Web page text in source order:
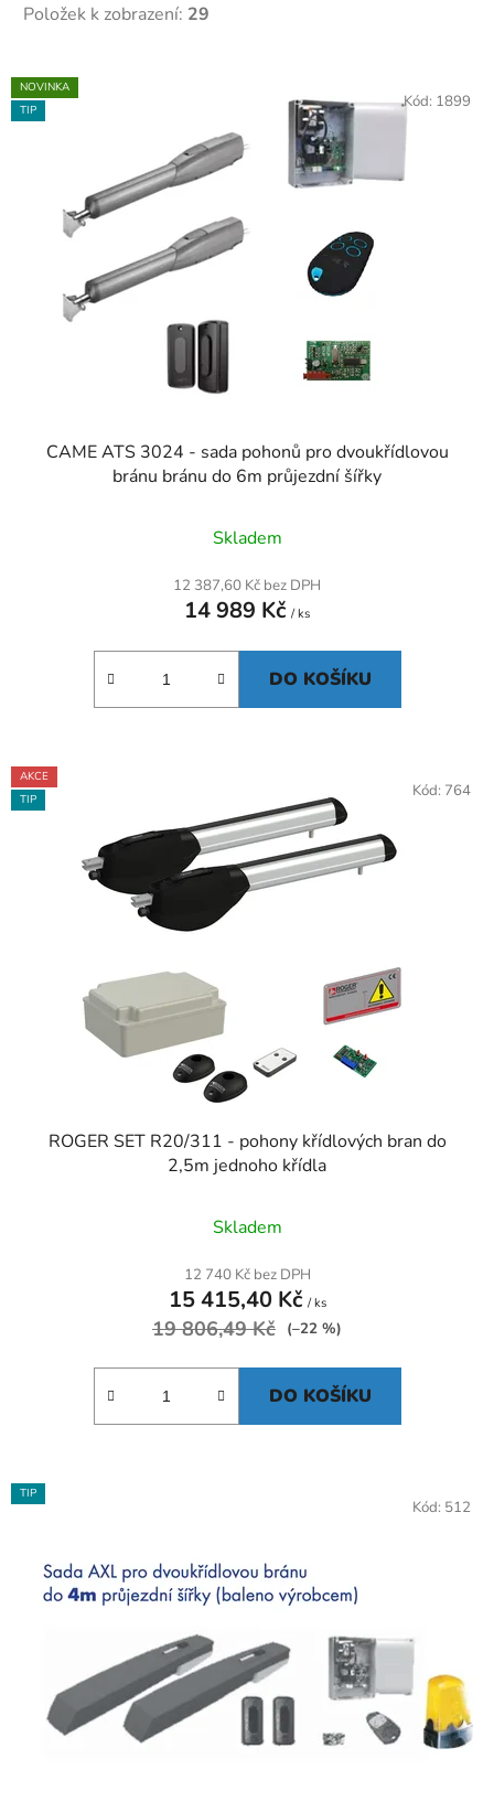
Položek k zobrazení: 29
V
ý
NOVINKA
TIP
CAME ATS 3024 - sada pohonů pro dvoukřídlovou
bránu bránu do 6m průjezdní šířky
Skladem
12 387,60 Kč bez DPH
14 989 Kč / ks
DO KOŠÍKU
Kód: 1899
AKCE
TIP
ROGER SET R20/311 - pohony křídlových bran do
2,5m jednoho křídla
Skladem
12 740 Kč bez DPH
15 415,40 Kč / ks
19 806,49 Kč (–22 %)
DO KOŠÍKU
Kód: 764
TIP
Kód: 512